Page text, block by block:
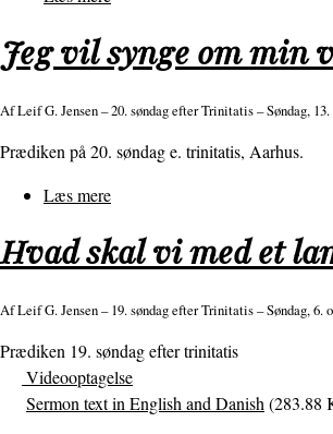
lys
og
gerninger
Jeg vil synge om min
AfLeif G. Jensen– 20. søndag efter Trinitatis – Søndag,
Prædiken på 20. søndag e. trinitatis, Aarhus.
Læs mere
vil
synge
ven
Hvad skal vi med et
AfLeif G. Jensen– 19. søndag efter Trinitatis – Søndag, 6.
Prædiken 19. søndag efter trinitatis
Videooptagelse
Sermon text in English and Danish (283.88